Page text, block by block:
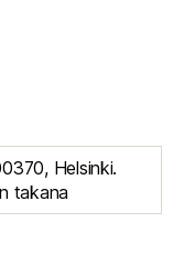
Helsinki.
takana